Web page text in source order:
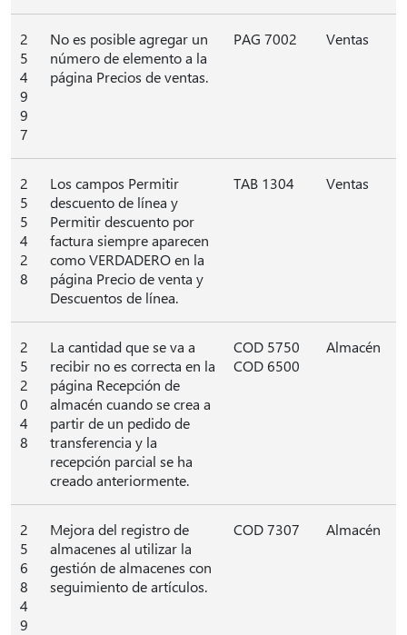
2
5
4
9
9
7
No es posible agregar un
número de elemento a la
página Precios de ventas.
PAG 7002 Ventas
2
5
5
4
2
8
Los campos Permitir
descuento de línea y
Permitir descuento por
factura siempre aparecen
como VERDADERO en la
página Precio de venta y
Descuentos de línea.
TAB 1304 Ventas
2
5
2
0
4
8
La cantidad que se va a
recibir no es correcta en la
página Recepción de
almacén cuando se crea a
partir de un pedido de
transferencia y la
recepción parcial se ha
creado anteriormente.
COD 5750
COD 6500
Almacén
2
5
6
8
4
9
Mejora del registro de
almacenes al utilizar la
gestión de almacenes con
seguimiento de artículos.
COD 7307 Almacén